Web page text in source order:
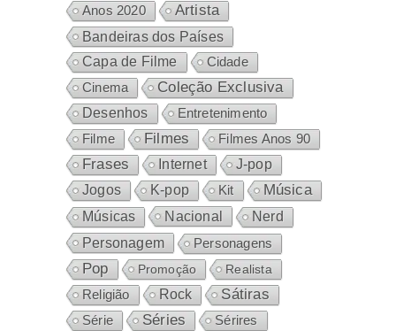
Anos 2020 Artista
Bandeiras dos Países
Capa de Filme
Cidade
Cinema
Coleção Exclusiva
Desenhos
Entretenimento
Filme
Filmes Filmes Anos 90
Frases Internet
J-pop
Jogos
K-pop Kit Música
Músicas Nacional Nerd
Personagem Personagens
Pop Promoção
Realista
Religião
Rock Sátiras
Série Séries
Sérires